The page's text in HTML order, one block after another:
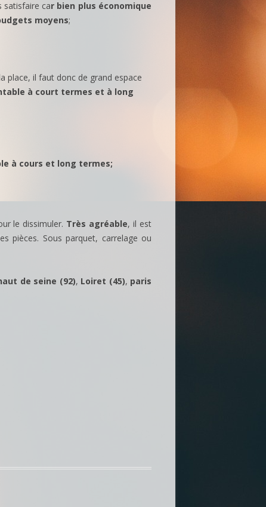
satisfaire car bien plus économique
moyens;
place, il faut donc de grand espace
à court termes et à long
à cours et long termes;
le dissimuler. Très agréable, il est
pièces. Sous parquet, carrelage ou
de seine (92), Loiret (45), paris